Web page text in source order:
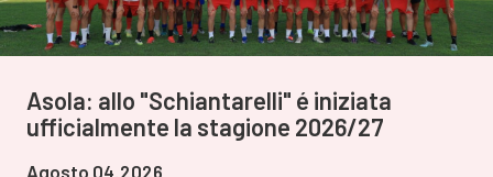
Asola: allo "Schiantarelli" é iniziata
ufficialmente la stagione 2026/27
Agosto 04,2026